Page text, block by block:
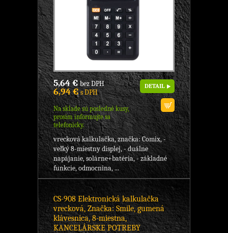
5,64 €bez DPH
6,94 €s DPH
Na sklade sú posledné kusy,
prosím informujte sa
telefonicky.
DETAIL
vrecková kalkulačka, značka: Comix, -
veľký 8-miestny displej, - duálne
napájanie, solárne+batéria, - základné
funkcie, odmocnina, ...
CS-908 Elektronická kalkulačka
vrecková, Značka: Smile, gumená
klávesnica, 8-miestna,
KANCELÁRSKE POTREBY